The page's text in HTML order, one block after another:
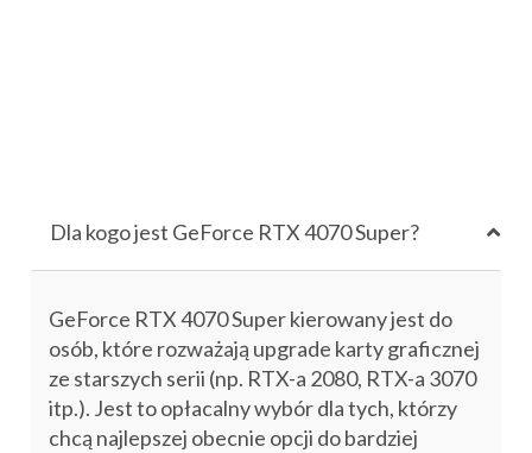
Dla kogo jest GeForce RTX 4070 Super?
GeForce RTX 4070 Super kierowany jest do
osób, które rozważają upgrade karty graficznej
ze starszych serii (np. RTX-a 2080, RTX-a 3070
itp.). Jest to opłacalny wybór dla tych, którzy
chcą najlepszej obecnie opcji do bardziej